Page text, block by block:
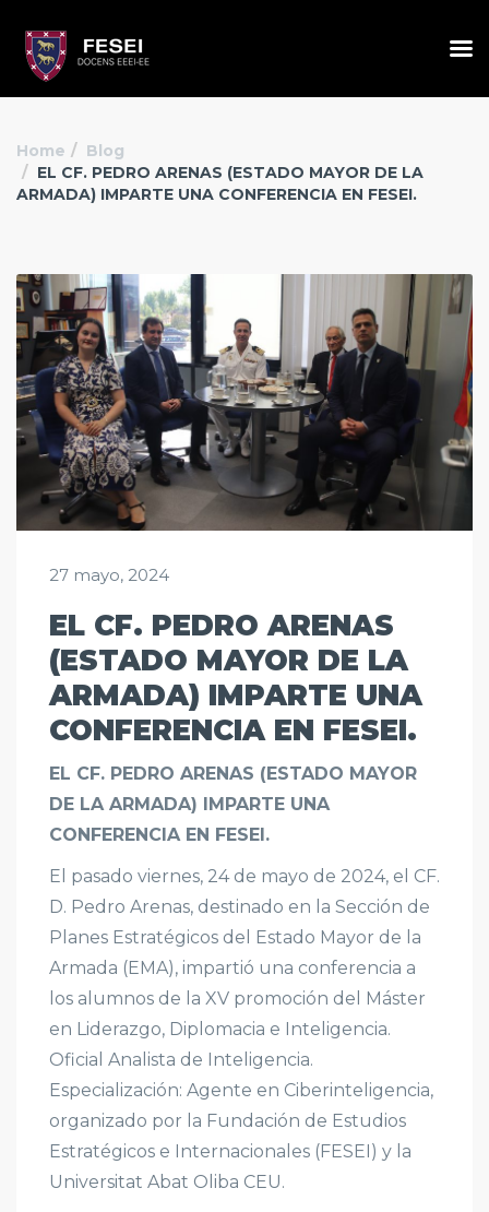
Home
Blog
EL CF. PEDRO ARENAS (ESTADO MAYOR DE LA
ARMADA) IMPARTE UNA CONFERENCIA EN FESEI.
27 mayo, 2024
EL CF. PEDRO ARENAS
(ESTADO MAYOR DE LA
ARMADA) IMPARTE UNA
CONFERENCIA EN FESEI.
EL CF. PEDRO ARENAS (ESTADO MAYOR
DE LA ARMADA) IMPARTE UNA
CONFERENCIA EN FESEI.
El pasado viernes, 24 de mayo de 2024, el CF.
D. Pedro Arenas, destinado en la Sección de
Planes Estratégicos del Estado Mayor de la
Armada (EMA), impartió una conferencia a
los alumnos de la XV promoción del Máster
en Liderazgo, Diplomacia e Inteligencia.
Oficial Analista de Inteligencia.
Especialización: Agente en Ciberinteligencia,
organizado por la Fundación de Estudios
Estratégicos e Internacionales (FESEI) y la
Universitat Abat Oliba CEU.